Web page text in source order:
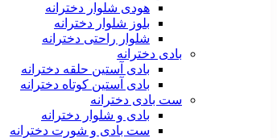
هودی شلوار دخترانه
بلوز شلوار دخترانه
شلوار راحتی دخترانه
بادی دخترانه
بادی آستین حلقه دخترانه
بادی آستین کوتاه دخترانه
ست بادی دخترانه
بادی و شلوار دخترانه
ست بادی و شورت دخترانه